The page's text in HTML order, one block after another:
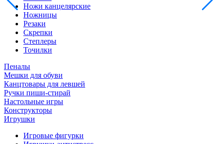
Ножи канцелярские
Ножницы
Резаки
Скрепки
Степлеры
Точилки
Пеналы
Мешки для обуви
Канцтовары для левшей
Ручки пиши-стирай
Настольные игры
Конструкторы
Игрушки
Игровые фигурки